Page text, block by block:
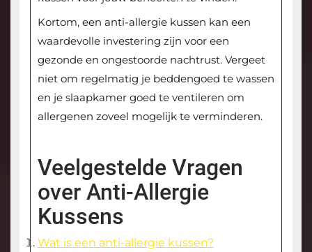
Kortom, een anti-allergie kussen kan een
waardevolle investering zijn voor een
gezonde en ongestoorde nachtrust. Vergeet
niet om regelmatig je beddengoed te wassen
en je slaapkamer goed te ventileren om
allergenen zoveel mogelijk te verminderen.
Veelgestelde Vragen
over Anti-Allergie
Kussens
Wat is een anti-allergie kussen?